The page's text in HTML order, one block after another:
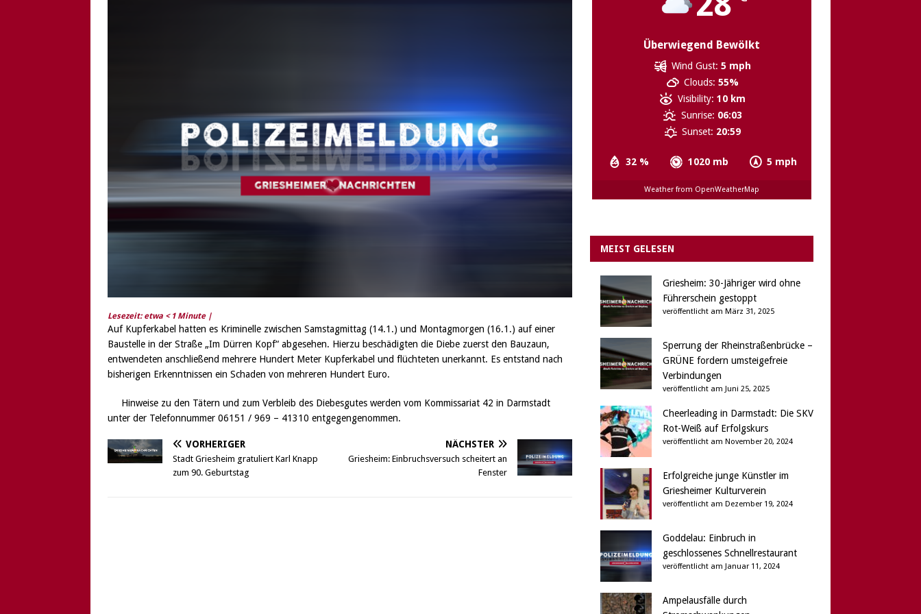
Lesezeit: etwa < 1 Minute |
Auf Kupferkabel hatten es Kriminelle zwischen Samstagmittag (14.1.) und Montagmorgen (16.1.) auf einer
Baustelle in der Straße „Im Dürren Kopf“ abgesehen. Hierzu beschädigten die Diebe zuerst den Bauzaun,
entwendeten anschließend mehrere Hundert Meter Kupferkabel und flüchteten unerkannt. Es entstand nach
bisherigen Erkenntnissen ein Schaden von mehreren Hundert Euro.
Hinweise zu den Tätern und zum Verbleib des Diebesgutes werden vom Kommissariat 42 in Darmstadt
unter der Telefonnummer 06151 / 969 – 41310 entgegengenommen.
VORHERIGER
Stadt Griesheim gratuliert Karl Knapp
zum 90. Geburtstag
NÄCHSTER
Griesheim: Einbruchsversuch scheitert an
Fenster
Überwiegend Bewölkt
32 % 1020 mb 5 mph
Wind Gust: 5 mph
Clouds: 55%
Visibility: 10 km
Sunrise: 06:03
Sunset: 20:59
Weather from OpenWeatherMap
MEIST GELESEN
Griesheim: 30-Jähriger wird ohne
Führerschein gestoppt
veröffentlicht am März 31, 2025
Sperrung der Rheinstraßenbrücke –
GRÜNE fordern umsteigefreie
Verbindungen
veröffentlicht am Juni 25, 2025
Cheerleading in Darmstadt: Die SKV
Rot-Weiß auf Erfolgskurs
veröffentlicht am November 20, 2024
Erfolgreiche junge Künstler im
Griesheimer Kulturverein
veröffentlicht am Dezember 19, 2024
Goddelau: Einbruch in
geschlossenes Schnellrestaurant
veröffentlicht am Januar 11, 2024
Ampelausfälle durch